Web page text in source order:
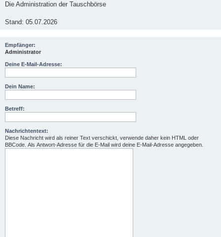
Die Administration der Tauschbörse
Stand: 05.07.2026
Empfänger:
Administrator
Deine E-Mail-Adresse:
Dein Name:
Betreff:
Nachrichtentext:
Diese Nachricht wird als reiner Text verschickt, verwende daher kein HTML oder
BBCode. Als Antwort-Adresse für die E-Mail wird deine E-Mail-Adresse angegeben.